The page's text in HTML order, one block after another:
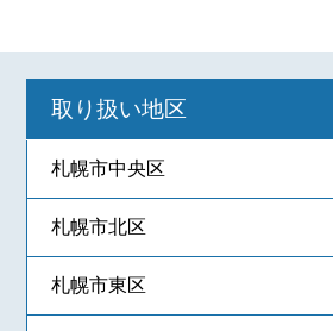
取り扱い地区
札幌市中央区
札幌市北区
札幌市東区